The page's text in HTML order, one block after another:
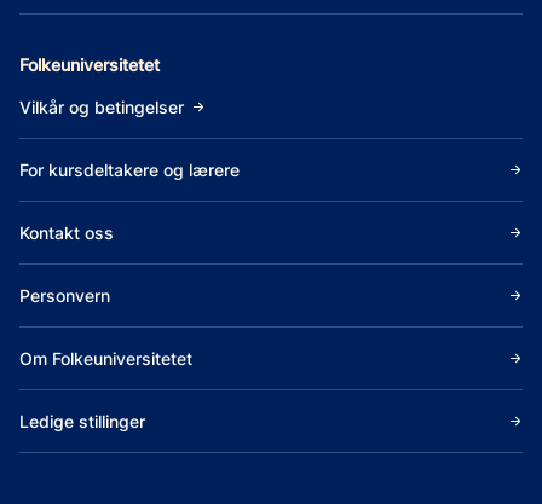
Folkeuniversitetet
Vilkår og betingelser
For kursdeltakere og lærere
Kontakt oss
Personvern
Om Folkeuniversitetet
Ledige stillinger